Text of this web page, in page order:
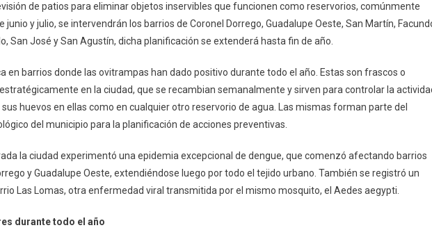
de patios para eliminar objetos inservibles que funcionen como reservorios, comúnmente
junio y julio, se intervendrán los barrios de Coronel Dorrego, Guadalupe Oeste, San Martín,
San José y San Agustín, dicha planificación se extenderá hasta fin de año.
en barrios donde las ovitrampas han dado positivo durante todo el año. Estas son frascos o
en la ciudad, que se recambian semanalmente y sirven para controlar la
huevos en ellas como en cualquier otro reservorio de agua. Las mismas forman parte del
del municipio para la planificación de acciones preventivas.
la ciudad experimentó una epidemia excepcional de dengue, que comenzó afectando barrios
y Guadalupe Oeste, extendiéndose luego por todo el tejido urbano. También se registró un
Las Lomas, otra enfermedad viral transmitida por el mismo mosquito, el Aedes aegypti.
durante todo el año